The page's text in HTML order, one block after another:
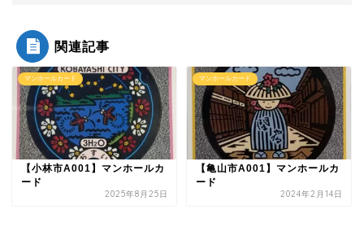
関連記事
マンホールカード
【小林市A001】マンホールカ
ード
2025年8月25日
マンホールカード
【亀山市A001】マンホールカ
ード
2024年2月14日